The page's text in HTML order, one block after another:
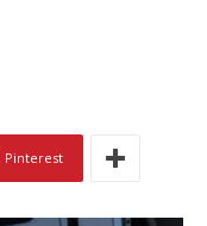
Pinterest